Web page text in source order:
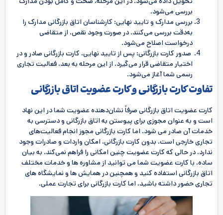
بررسی می‌شود.
بررسی مدارک و تایید نهایی: کارشناسان اتاق بازرگانی مدارک را
به‌دقت بررسی می‌کنند. در صورت وجود نقص، از متقاضی
درخواست اصلاح می‌شود.
صدور کارت بازرگانی: پس از تایید نهایی، کارت بازرگانی صادر و در
اختیار متقاضی قرار می‌گیرد. از این مرحله به بعد، فعالیت تجاری
رسمی شما آغاز می‌شود.
تفاوت کارت بازرگانی و کارت عضویت اتاق بازرگانی
کارت عضویت اتاق بازرگانی صرفاً نشان‌دهنده عضویت شما در این نهاد
است و به عنوان مجوزی برای پیوستن به اتاق بازرگانی و دسترسی به
خدمات آن صادر می ‌شود. اما کارت بازرگانی مجوز انجام فعالیت‌های
تجاری خارجی است. بدون کارت بازرگانی، امکان واردات و صادرات وجود
ندارد، در حالی که کارت عضویت چنین امکانی را فراهم نمی‌کند. به بیان
ساده، با کارت عضویت شما می ‌توانید از مشاوره ‌ها و خدمات مختلف
اتاق بازرگانی استفاده کنید و همچنین در همایش ‌ها و نمایشگاه‌ های
تجاری حضور داشته باشید، اما کارت بازرگانی برای تجارت عملی.